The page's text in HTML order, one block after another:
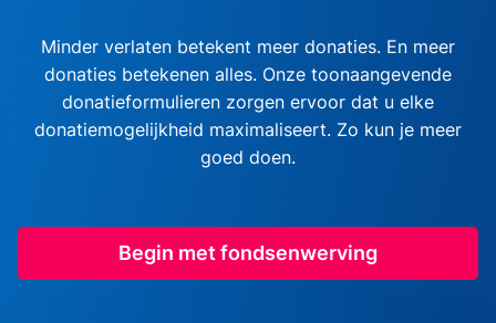
Minder verlaten betekent meer donaties. En meer
donaties betekenen alles. Onze toonaangevende
donatieformulieren zorgen ervoor dat u elke
donatiemogelijkheid maximaliseert. Zo kun je meer
goed doen.
Begin met fondsenwerving